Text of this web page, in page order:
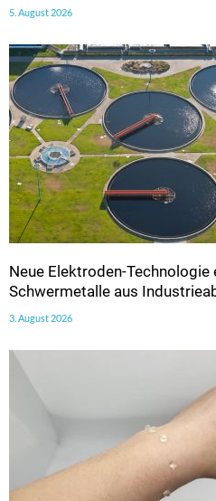
5. August 2026
Neue Elektroden-
Schwermetalle aus
3. August 2026